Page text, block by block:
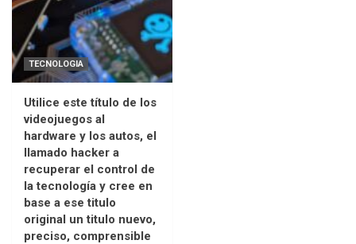
TECNOLOGIA
Utilice este título de los
videojuegos al
hardware y los autos, el
llamado hacker a
recuperar el control de
la tecnología y cree en
base a ese titulo
original un titulo nuevo,
preciso, comprensible